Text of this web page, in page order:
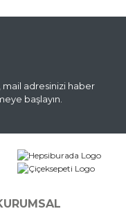
mail adresinizi haber
başlayın.